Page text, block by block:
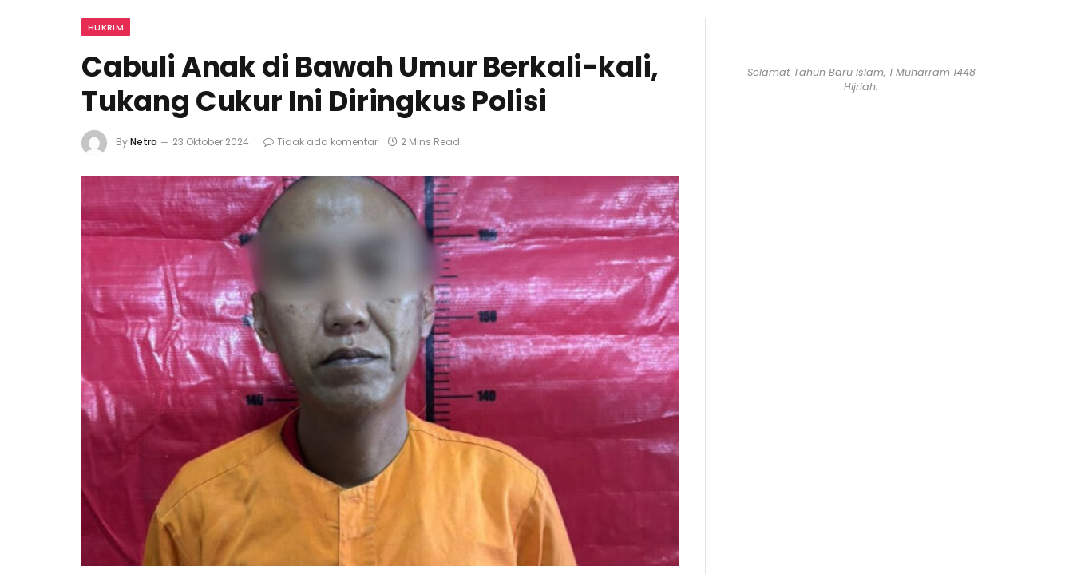
HUKRIM
Cabuli Anak di Bawah Umur Berkali-kali,
Tukang Cukur Ini Diringkus Polisi
ByNetra 23 Oktober 2024 Tidak ada komentar 2 Mins Read
Selamat Tahun Baru Islam, 1 Muharram 1448
Hijriah.